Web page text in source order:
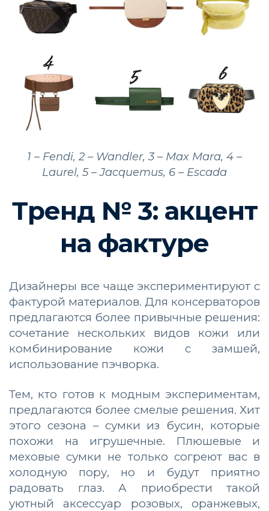
1 – Fendi, 2 – Wandler, 3 – Max Mara, 4 –
Laurel, 5 – Jacquemus, 6 – Escada
Тренд № 3: акцент
на фактуре
Дизайнеры все чаще экспериментируют с
фактурой материалов. Для консерваторов
предлагаются более привычные решения:
сочетание нескольких видов кожи или
комбинирование кожи с замшей,
использование пэчворка.
Тем, кто готов к модным экспериментам,
предлагаются более смелые решения. Хит
этого сезона – сумки из бусин, которые
похожи на игрушечные. Плюшевые и
меховые сумки не только согреют вас в
холодную пору, но и будут приятно
радовать глаз. А приобрести такой
уютный аксессуар розовых, оранжевых,